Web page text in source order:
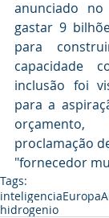
anunciado
gastar 9
para
capacidade
inclusão foi
para a
orçamento,
proclamação
"fornecedor
Tags:
inteligenciaEuropa
hidrogenio